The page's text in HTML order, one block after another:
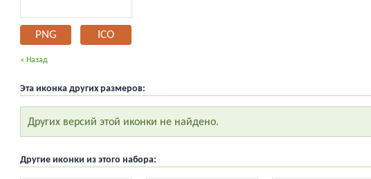
PNG ICO
« Назад
Эта иконка других размеров:
Других версий этой иконки не найдено.
Другие иконки из этого набора: